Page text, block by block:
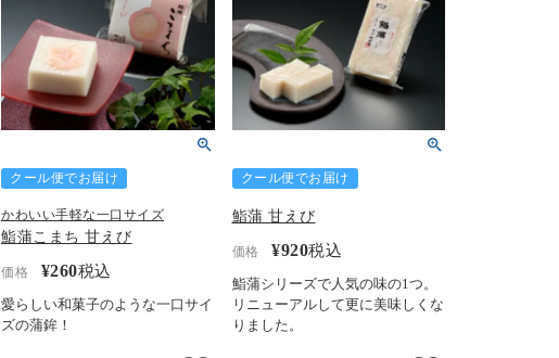
クール便でお届け
かわいい手軽な一口サイズ
鮨蒲こまち 甘えび
価格 ¥260税込
愛らしい和菓子のような一口サイ
ズの蒲鉾！
クール便でお届け
鮨蒲 甘えび
価格 ¥920税込
鮨蒲シリーズで人気の味の1つ。
リニューアルして更に美味しくな
りました。